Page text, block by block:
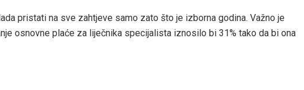
pristati na sve zahtjeve samo zato što je izborna godina. Važno je
osnovne plaće za liječnika specijalista iznosilo bi 31% tako da bi ona